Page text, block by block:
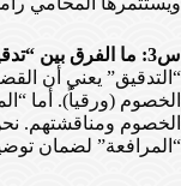
س3: ما الفرق بين “تدقيق” و”مرافعة” في طلب الاستئناف؟
“التدقيق” يعني أن
الخصوم (ورقياً). أما
الخصوم ومناقشتهم.
“المرافعة” لضمان